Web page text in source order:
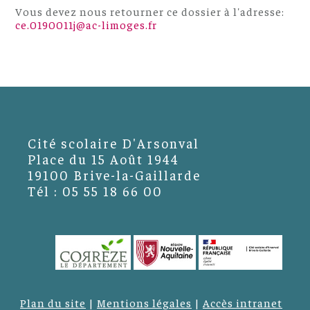
Vous devez nous retourner ce dossier à l'adresse:
ce.0190011j@ac-limoges.fr
Cité scolaire D'Arsonval
Place du 15 Août 1944
19100 Brive-la-Gaillarde
Tél : 05 55 18 66 00
Plan du site | Mentions légales | Accès intranet